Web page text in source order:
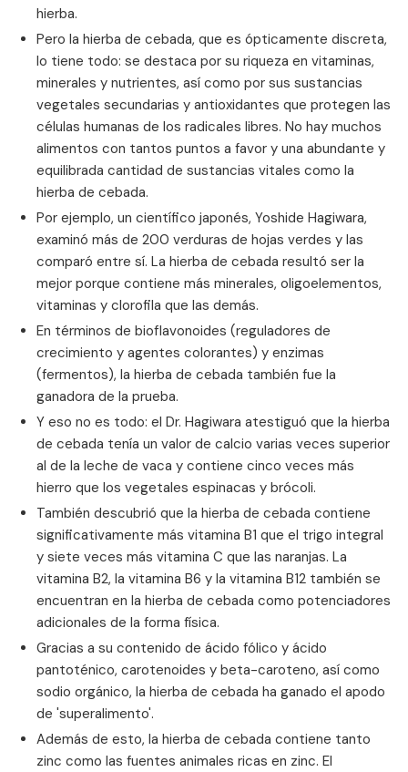
hierba.
Pero la hierba de cebada, que es ópticamente discreta,
lo tiene todo: se destaca por su riqueza en vitaminas,
minerales y nutrientes, así como por sus sustancias
vegetales secundarias y antioxidantes que protegen las
células humanas de los radicales libres. No hay muchos
alimentos con tantos puntos a favor y una abundante y
equilibrada cantidad de sustancias vitales como la
hierba de cebada.
Por ejemplo, un científico japonés, Yoshide Hagiwara,
examinó más de 200 verduras de hojas verdes y las
comparó entre sí. La hierba de cebada resultó ser la
mejor porque contiene más minerales, oligoelementos,
vitaminas y clorofila que las demás.
En términos de bioflavonoides (reguladores de
crecimiento y agentes colorantes) y enzimas
(fermentos), la hierba de cebada también fue la
ganadora de la prueba.
Y eso no es todo: el Dr. Hagiwara atestiguó que la hierba
de cebada tenía un valor de calcio varias veces superior
al de la leche de vaca y contiene cinco veces más
hierro que los vegetales espinacas y brócoli.
También descubrió que la hierba de cebada contiene
significativamente más vitamina B1 que el trigo integral
y siete veces más vitamina C que las naranjas. La
vitamina B2, la vitamina B6 y la vitamina B12 también se
encuentran en la hierba de cebada como potenciadores
adicionales de la forma física.
Gracias a su contenido de ácido fólico y ácido
pantoténico, carotenoides y beta-caroteno, así como
sodio orgánico, la hierba de cebada ha ganado el apodo
de 'superalimento'.
Además de esto, la hierba de cebada contiene tanto
zinc como las fuentes animales ricas en zinc. El